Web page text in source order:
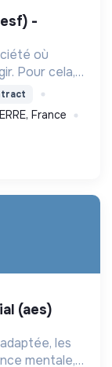
où
Pour cela,
tous.
France
les
mentale,